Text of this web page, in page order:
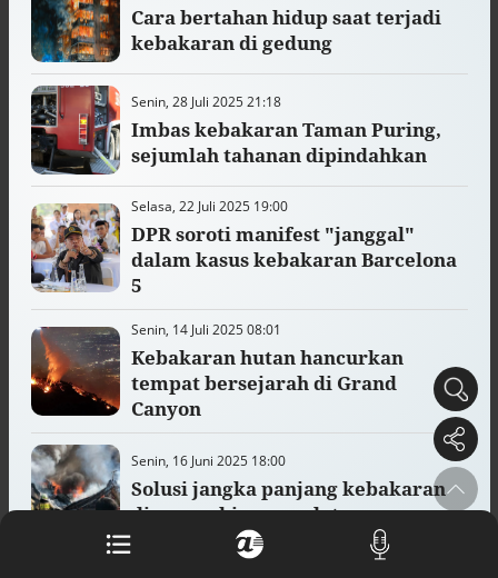
Cara bertahan hidup saat terjadi
kebakaran di gedung
Senin, 28 Juli 2025 21:18
Imbas kebakaran Taman Puring,
sejumlah tahanan dipindahkan
Selasa, 22 Juli 2025 19:00
DPR soroti manifest "janggal"
dalam kasus kebakaran Barcelona
5
Senin, 14 Juli 2025 08:01
Kebakaran hutan hancurkan
tempat bersejarah di Grand
Canyon
Senin, 16 Juni 2025 18:00
Solusi jangka panjang kebakaran
di permukiman padat
Efek jera untuk pejabat abai LHKPN
Alinea.id - Peristiwa
Buku berusia 900 tahun ditemukan di
arsip rahasia Vatikan, ada prediksi
tahun Kiamat
Alinea.id - Peristiwa
Akar persoalan berulangnya kekerasan
terhadap PMI di Malaysia
Alinea.id - Peristiwa
Alinea.id - Peristiwa
Mungkinkah duet Anies-Ahok terealisasi
di Pilpres 2029?
Alinea.id - Politik
Pemprov Sultra klarifikasi isu PT GKP,
imbau masyarakat hormati proses
Alinea.id - Peristiwa